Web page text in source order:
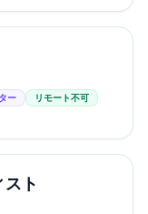
ー
リモート不可
ト